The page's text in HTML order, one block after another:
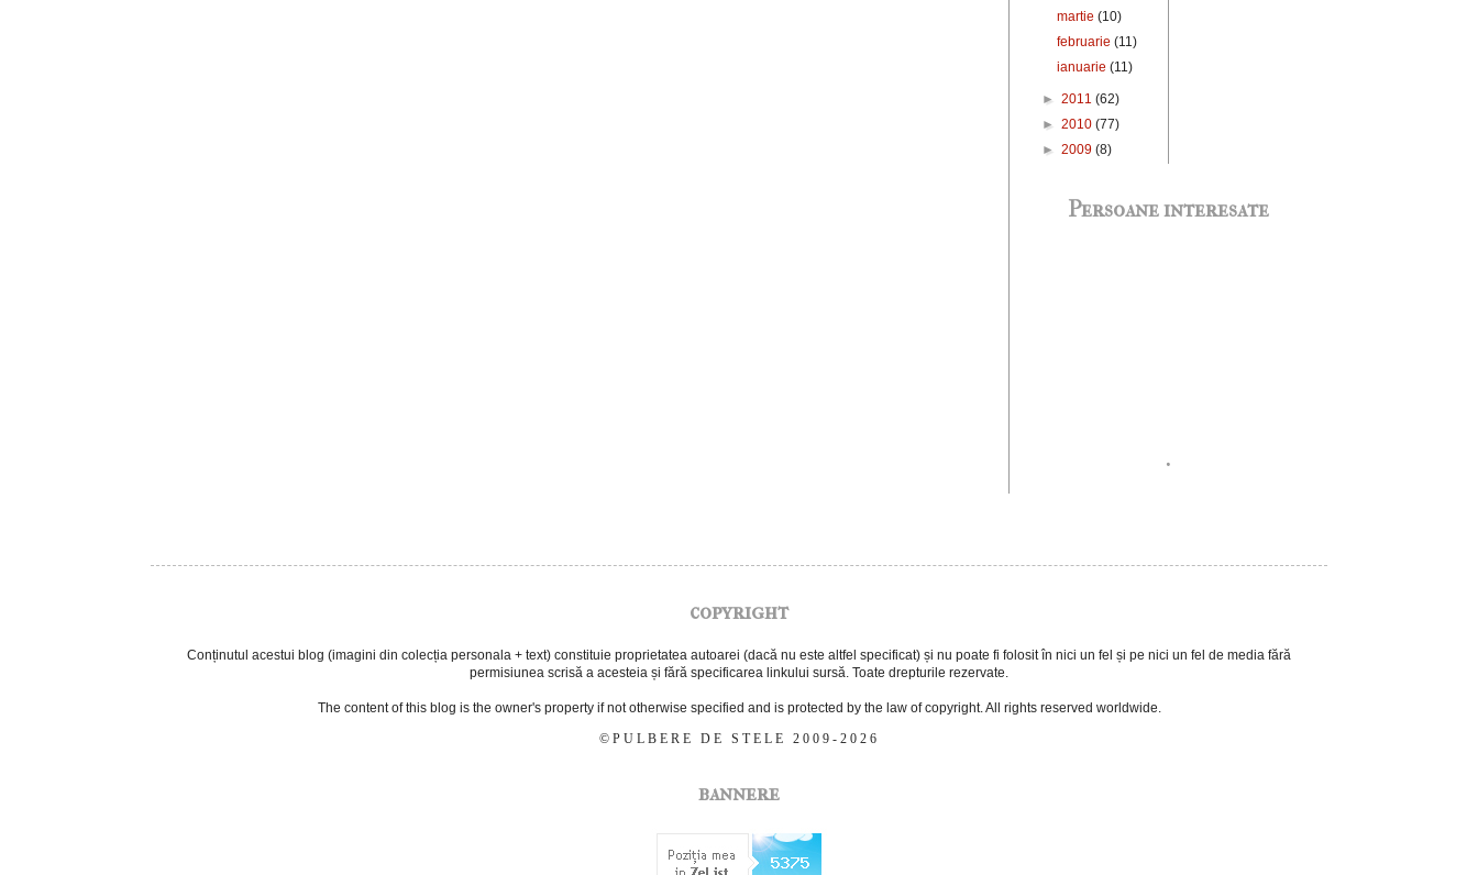
martie(10)
februarie(11)
ianuarie(11)
► 2011 (62)
► 2010 (77)
► 2009 (8)
Persoane interesate
.
copyright
Conținutul acestui blog (imagini din colecția personala + text) constituie proprietatea autoarei (dacă nu este altfel specificat) și nu poate fi folosit în nici un fel și pe nici un fel de media fără
permisiunea scrisă a acesteia și fără specificarea linkului sursă. Toate drepturile rezervate.
The content of this blog is the owner's property if not otherwise specified and is protected by the law of copyright. All rights reserved worldwide.
©PULBERE DE STELE 2009-2026
bannere